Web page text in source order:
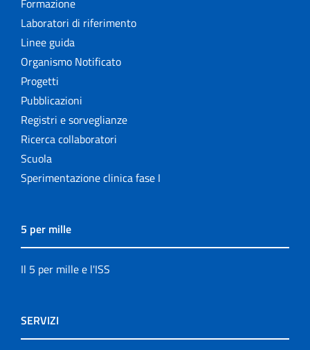
Formazione
Laboratori di riferimento
Linee guida
Organismo Notificato
Progetti
Pubblicazioni
Registri e sorveglianze
Ricerca collaboratori
Scuola
Sperimentazione clinica fase I
5 per mille
Il 5 per mille e l'ISS
SERVIZI